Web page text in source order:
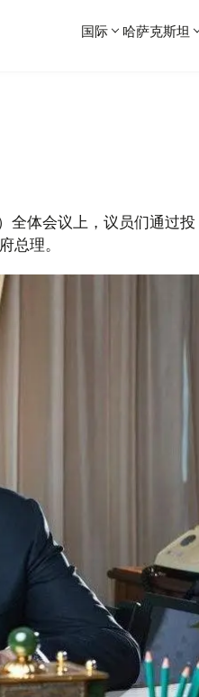
国际 哈萨克斯坦
全体会议上，议员们通过投
总理。